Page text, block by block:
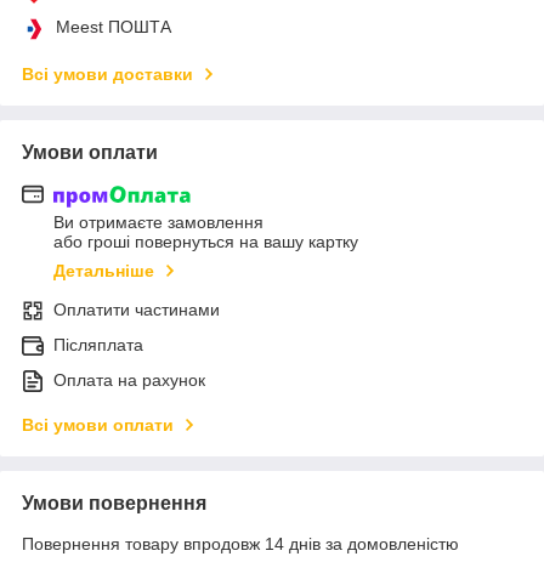
Meest ПОШТА
Всі умови доставки
Умови оплати
Ви отримаєте замовлення
або гроші повернуться на вашу картку
Детальніше
Оплатити частинами
Післяплата
Оплата на рахунок
Всі умови оплати
Умови повернення
Повернення товару впродовж 14 днів за домовленістю